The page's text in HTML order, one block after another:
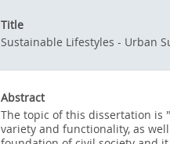
Title
Sustainable Lifestyles - Urban
Abstract
The topic of this dissertation is
variety and functionality, as